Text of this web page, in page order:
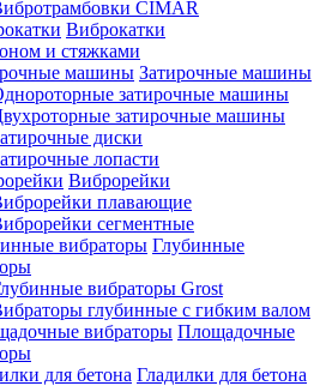
CIMAR
Виброкатки
и стяжками
Затирочные машины
затирочные машины
затирочные машины
диски
лопасти
Виброрейки
плавающие
сегментные
Глубинные
вибраторы Grost
глубинные с гибким валом
Площадочные
Гладилки для бетона